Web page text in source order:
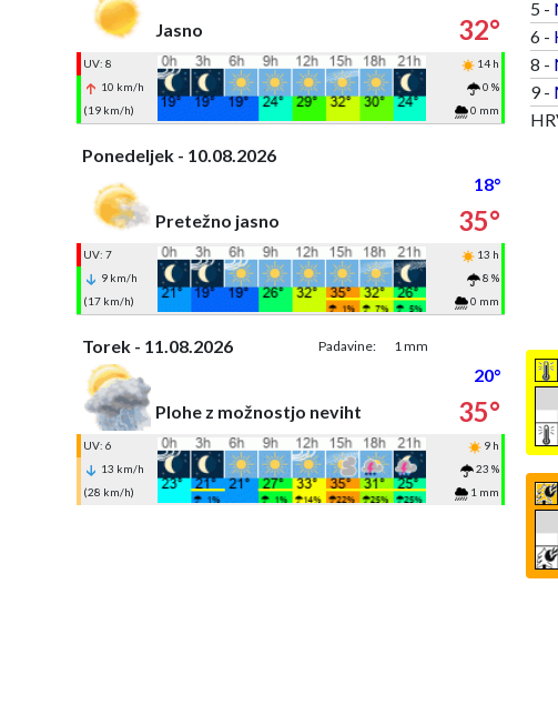
Jasno
32°
UV: 8
14 h
10 km/h
0 %
(19 km/h)
0 mm
Ponedeljek - 10.08.2026
18°
Pretežno jasno
35°
UV: 7
13 h
9 km/h
8 %
(17 km/h)
0 mm
Torek - 11.08.2026 Padavine: 1 mm
20°
Plohe z možnostjo neviht
35°
UV: 6
9 h
13 km/h
23 %
(28 km/h)
1 mm
5 -
6 -
8 -
9 -